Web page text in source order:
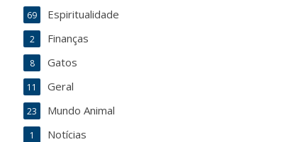
Espiritualidade
69
Finanças
2
Gatos
8
Geral
11
Mundo Animal
23
Notícias
1